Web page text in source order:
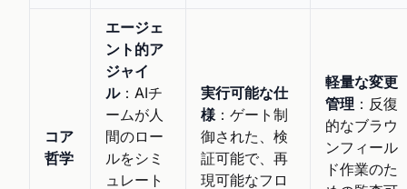
コア
哲学
エージェ
ント的ア
ジャイ
ル：AIチ
ームが人
間のロー
ルをシミ
ュレート
実行可能な仕
様：ゲート制
御された、検
証可能で、再
現可能なフロ
軽量な変更
管理 ：反復
的なブラウ
ンフィール
ド作業のた